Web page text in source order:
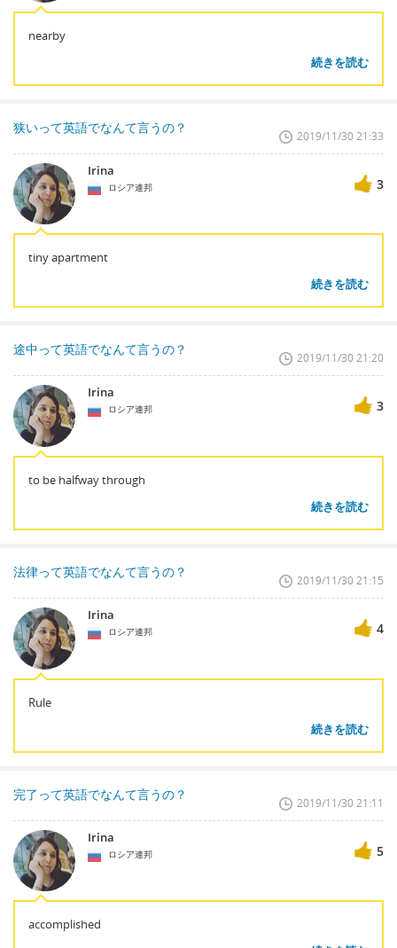
nearby
続きを読む
狭いって英語でなんて言うの？
2019/11/30 21:33
Irina
ロシア連邦 3
tiny apartment
続きを読む
途中って英語でなんて言うの？
2019/11/30 21:20
Irina
ロシア連邦 3
to be halfway through
続きを読む
法律って英語でなんて言うの？
2019/11/30 21:15
Irina
ロシア連邦 4
Rule
続きを読む
完了って英語でなんて言うの？
2019/11/30 21:11
Irina
ロシア連邦 5
accomplished